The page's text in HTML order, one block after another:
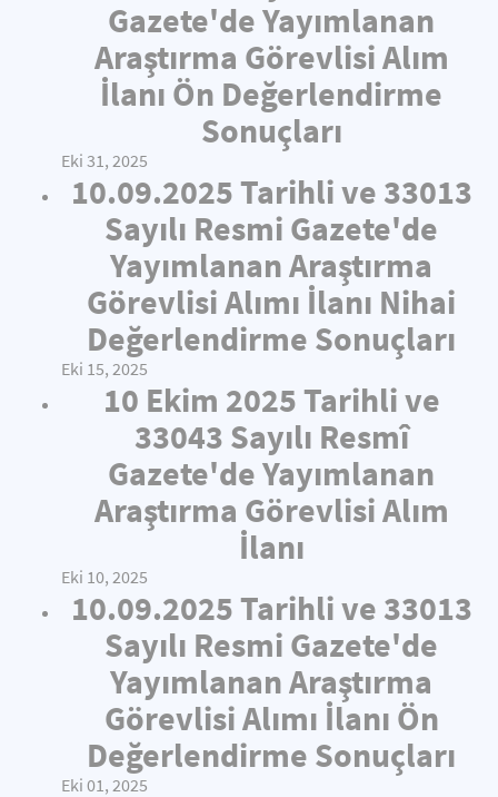
Gazete'de Yayımlanan
Araştırma Görevlisi Alım
İlanı Ön Değerlendirme
Sonuçları
Eki 31, 2025
10.09.2025 Tarihli ve 33013
Sayılı Resmi Gazete'de
Yayımlanan Araştırma
Görevlisi Alımı İlanı Nihai
Değerlendirme Sonuçları
Eki 15, 2025
10 Ekim 2025 Tarihli ve
33043 Sayılı Resmî
Gazete'de Yayımlanan
Araştırma Görevlisi Alım
İlanı
Eki 10, 2025
10.09.2025 Tarihli ve 33013
Sayılı Resmi Gazete'de
Yayımlanan Araştırma
Görevlisi Alımı İlanı Ön
Değerlendirme Sonuçları
Eki 01, 2025